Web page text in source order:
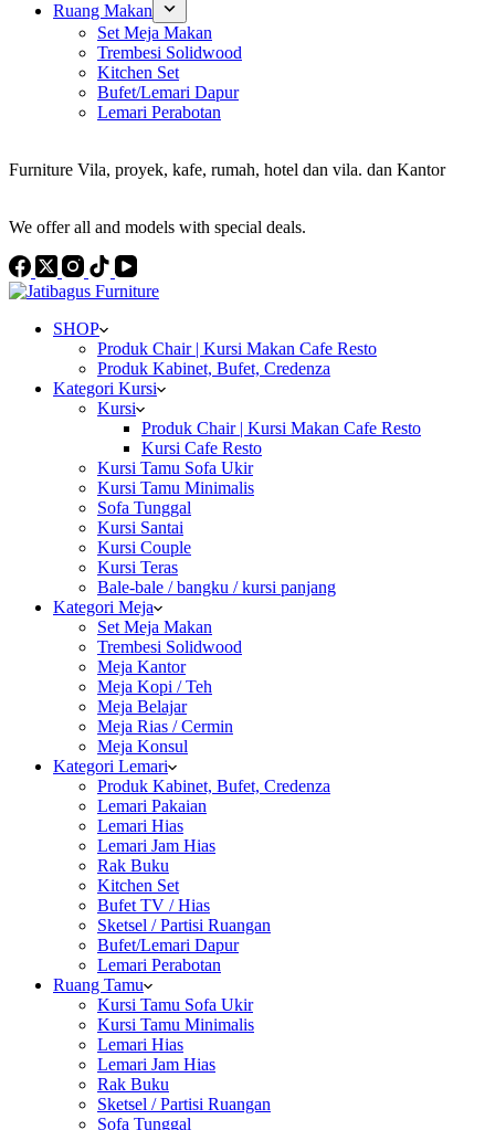
Ruang Makan
Set Meja Makan
Trembesi Solidwood
Kitchen Set
Bufet/Lemari Dapur
Lemari Perabotan
Furniture Vila, proyek, kafe, rumah, hotel dan vila. dan Kantor
We offer all and models with special deals.
SHOP
Produk Chair | Kursi Makan Cafe Resto
Produk Kabinet, Bufet, Credenza
Kategori Kursi
Kursi
Produk Chair | Kursi Makan Cafe Resto
Kursi Cafe Resto
Kursi Tamu Sofa Ukir
Kursi Tamu Minimalis
Sofa Tunggal
Kursi Santai
Kursi Couple
Kursi Teras
Bale-bale / bangku / kursi panjang
Kategori Meja
Set Meja Makan
Trembesi Solidwood
Meja Kantor
Meja Kopi / Teh
Meja Belajar
Meja Rias / Cermin
Meja Konsul
Kategori Lemari
Produk Kabinet, Bufet, Credenza
Lemari Pakaian
Lemari Hias
Lemari Jam Hias
Rak Buku
Kitchen Set
Bufet TV / Hias
Sketsel / Partisi Ruangan
Bufet/Lemari Dapur
Lemari Perabotan
Ruang Tamu
Kursi Tamu Sofa Ukir
Kursi Tamu Minimalis
Lemari Hias
Lemari Jam Hias
Rak Buku
Sketsel / Partisi Ruangan
Sofa Tunggal